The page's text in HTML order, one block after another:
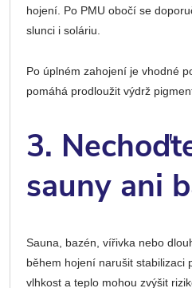
hojení. Po PMU obočí se
slunci i soláriu.
Po úplném zahojení je vhodné
pomáhá prodloužit výdrž
3.
sauny ani
Sauna, bazén, vířivka nebo
během hojení narušit stabilizaci
vlhkost a teplo mohou zvýšit